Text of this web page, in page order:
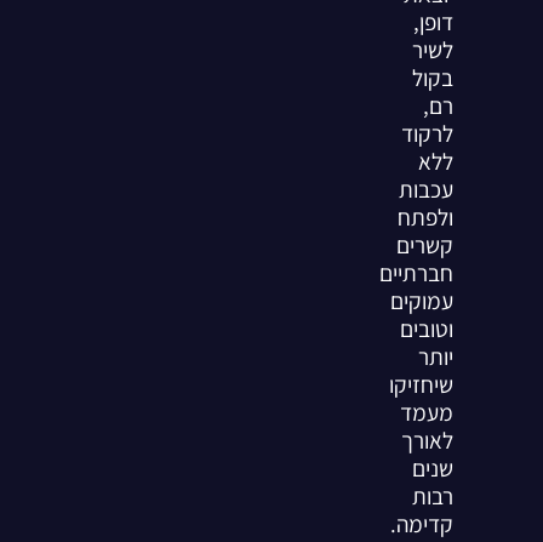
דופן,
לשיר
בקול
רם,
לרקוד
ללא
עכבות
ולפתח
קשרים
חברתיים
עמוקים
וטובים
יותר
שיחזיקו
מעמד
לאורך
שנים
רבות
קדימה.